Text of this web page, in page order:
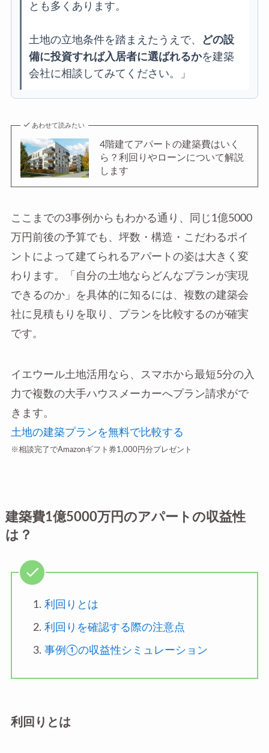
とも多くあります。
土地の立地条件を踏まえたうえで、
どの設
備に投資すれば入居者に選ばれるかを建築
会社に相談してみてください。」
あわせて読みたい
4階建てアパートの建築費はいく
ら？利回りやローンについて解説
します
ここまでの3事例からもわかる通り、同じ1億5000
万円前後の予算でも、坪数・構造・こだわるポイ
ントによって建てられるアパートの姿は大きく変
わります。「自分の土地ならどんなプランが実現
できるのか」を具体的に知るには、複数の建築会
社に見積もりを取り、プランを比較するのが確実
です。
イエウール土地活用なら、スマホから最短5分の入
力で複数の大手ハウスメーカーへプラン請求がで
きます。
土地の建築プランを無料で比較する
※相談完了でAmazonギフト券1,000円分プレゼント
建築費1億5000万円のアパートの収益性
は？
利回りとは
利回りを確認する際の注意点
事例①の収益性シミュレーション
利回りとは